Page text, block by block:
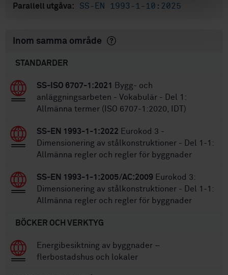
Parallell utgåva: SS-EN 1993-1-10:2025
Inom samma område
STANDARDER
SS-ISO 6707-1:2021
Bygg- och
anläggningsarbeten - Vokabulär - Del 1:
Allmänna termer (ISO 6707-1:2020, IDT)
SS-EN 1993-1-1:2022 Eurokod 3 -
Dimensionering av stålkonstruktioner - Del 1-1:
Allmänna regler och regler för byggnader
SS-EN 1993-1-1:2005/AC:2009 Eurokod 3:
Dimensionering av stålkonstruktioner - Del 1-1:
Allmänna regler och regler för byggnader
BÖCKER OCH VERKTYG
Energibesiktning av byggnader –
flerbostadshus och lokaler